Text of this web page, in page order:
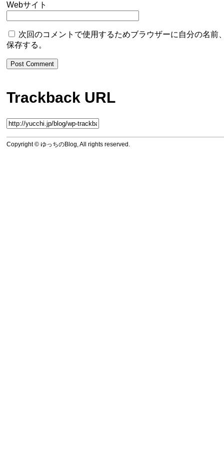
Webサイト
次回のコメントで使用するためブラウザーに自分の名前
保存する。
Trackback URL
Copyright © ゆっちのBlog, All rights reserved.